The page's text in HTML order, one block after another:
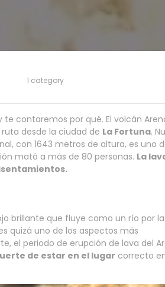
1 category
contaremos por qué. El volcán
desde la ciudad de La Fortuna.
con 1643 metros de altura, es uno
mató a más de 80 personas. La
brillante que fluye como un río por
quizá uno de los aspectos más
el periodo de erupción de lava del
de estar en el lugar correcto